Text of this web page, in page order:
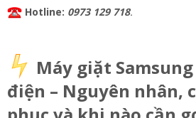
Hotline: 0973 129 718.
Máy giặt
điện – Nguyên nhân,